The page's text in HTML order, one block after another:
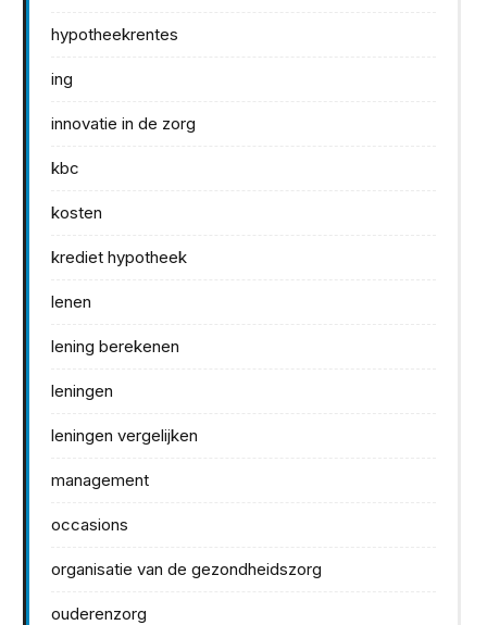
hypotheekrentes
ing
innovatie in de zorg
kbc
kosten
krediet hypotheek
lenen
lening berekenen
leningen
leningen vergelijken
management
occasions
organisatie van de gezondheidszorg
ouderenzorg